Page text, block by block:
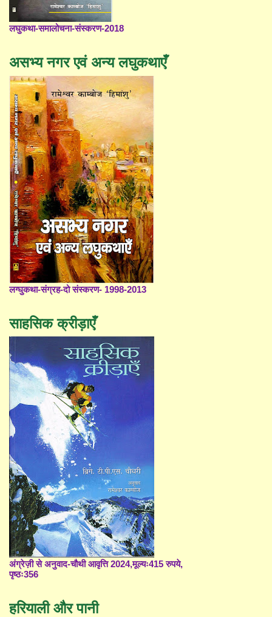
लघुकथा-समालोचना-संस्करण-2018
असभ्य नगर एवं अन्य लघुकथाएँ
लग्घुकथा-संग्रह-दो संस्करण- 1998-2013
साहसिक क्रीड़ाएँ
अंग्रेज़ी से अनुवाद-चौथी आवृत्ति 2024,मूल्यः415 रुपये,
पृष्ठः356
हरियाली और पानी